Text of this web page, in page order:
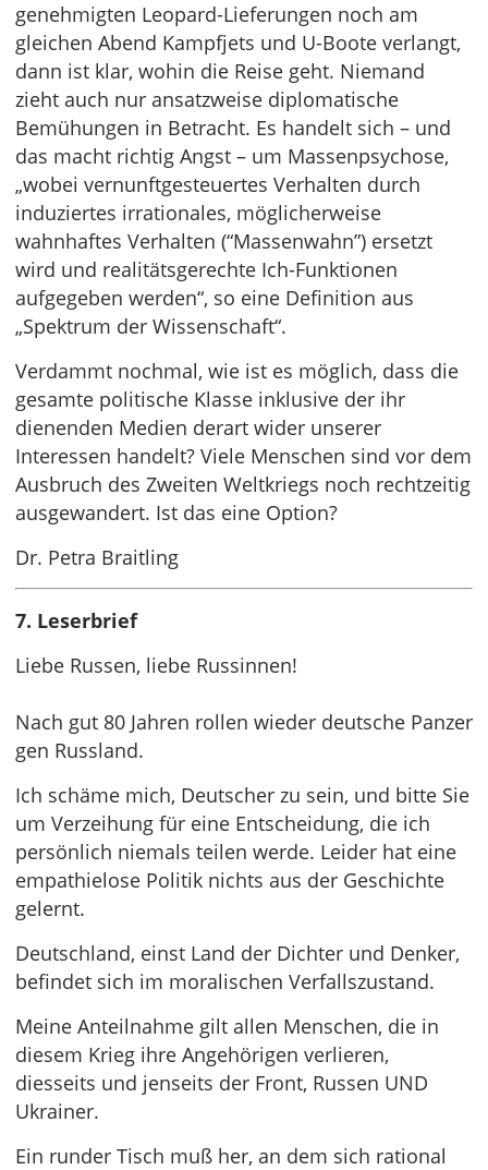
genehmigten Leopard-Lieferungen noch am
gleichen Abend Kampfjets und U-Boote verlangt,
dann ist klar, wohin die Reise geht. Niemand
zieht auch nur ansatzweise diplomatische
Bemühungen in Betracht. Es handelt sich – und
das macht richtig Angst – um Massenpsychose,
„wobei vernunftgesteuertes Verhalten durch
induziertes irrationales, möglicherweise
wahnhaftes Verhalten (“Massenwahn”) ersetzt
wird und realitätsgerechte Ich-Funktionen
aufgegeben werden“, so eine Definition aus
„Spektrum der Wissenschaft“.
Verdammt nochmal, wie ist es möglich, dass die
gesamte politische Klasse inklusive der ihr
dienenden Medien derart wider unserer
Interessen handelt? Viele Menschen sind vor dem
Ausbruch des Zweiten Weltkriegs noch rechtzeitig
ausgewandert. Ist das eine Option?
Dr. Petra Braitling
7. Leserbrief
Liebe Russen, liebe Russinnen!
Nach gut 80 Jahren rollen wieder deutsche Panzer
gen Russland.
Ich schäme mich, Deutscher zu sein, und bitte Sie
um Verzeihung für eine Entscheidung, die ich
persönlich niemals teilen werde. Leider hat eine
empathielose Politik nichts aus der Geschichte
gelernt.
Deutschland, einst Land der Dichter und Denker,
befindet sich im moralischen Verfallszustand.
Meine Anteilnahme gilt allen Menschen, die in
diesem Krieg ihre Angehörigen verlieren,
diesseits und jenseits der Front, Russen UND
Ukrainer.
Ein runder Tisch muß her, an dem sich rational